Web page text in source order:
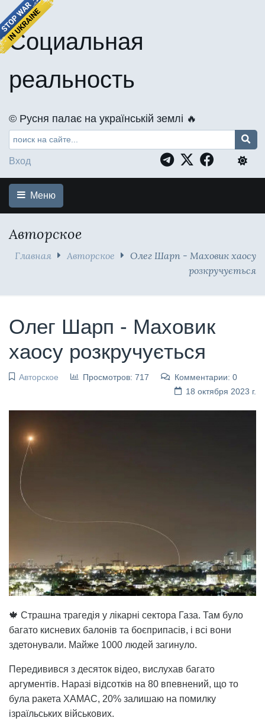
Социальная
реальность
©️ Русня палає на українській землі 🔥
Вход
Меню
Авторское
Главная Авторское
Олег Шарп - Маховик хаосу
розкручується
Олег Шарп - Маховик
хаосу розкручується
Авторское Просмотров: 717
Комментарии: 0
18 октября 2023 г.
🍁 Страшна трагедія у лікарні сектора Газа. Там було
багато кисневих балонів та боєприпасів, і всі вони
здетонували. Майже 1000 людей загинуло.
Передивився з десяток відео, вислухав багато
аргументів. Наразі відсотків на 80 впевнений, що то
була ракета ХАМАС, 20% залишаю на помилку
ізраїльських військових.